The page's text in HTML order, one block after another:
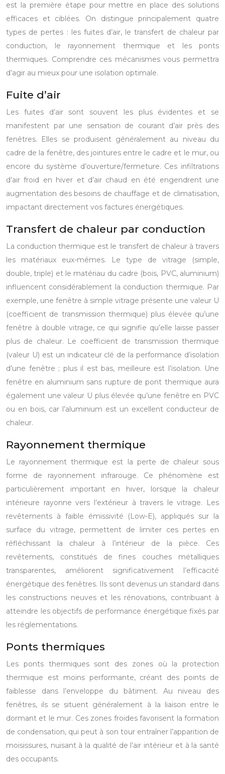
est la première étape pour mettre en place des solutions
efficaces et ciblées. On distingue principalement quatre
types de pertes : les fuites d’air, le transfert de chaleur par
conduction, le rayonnement thermique et les ponts
thermiques. Comprendre ces mécanismes vous permettra
d’agir au mieux pour une isolation optimale.
Fuite d’air
Les fuites d’air sont souvent les plus évidentes et se
manifestent par une sensation de courant d’air près des
fenêtres. Elles se produisent généralement au niveau du
cadre de la fenêtre, des jointures entre le cadre et le mur, ou
encore du système d’ouverture/fermeture. Ces infiltrations
d’air froid en hiver et d’air chaud en été engendrent une
augmentation des besoins de chauffage et de climatisation,
impactant directement vos factures énergétiques.
Transfert de chaleur par conduction
La conduction thermique est le transfert de chaleur à travers
les matériaux eux-mêmes. Le type de vitrage (simple,
double, triple) et le matériau du cadre (bois, PVC, aluminium)
influencent considérablement la conduction thermique. Par
exemple, une fenêtre à simple vitrage présente une valeur U
(coefficient de transmission thermique) plus élevée qu’une
fenêtre à double vitrage, ce qui signifie qu’elle laisse passer
plus de chaleur. Le coefficient de transmission thermique
(valeur U) est un indicateur clé de la performance d’isolation
d’une fenêtre ; plus il est bas, meilleure est l’isolation. Une
fenêtre en aluminium sans rupture de pont thermique aura
également une valeur U plus élevée qu’une fenêtre en PVC
ou en bois, car l’aluminium est un excellent conducteur de
chaleur.
Rayonnement thermique
Le rayonnement thermique est la perte de chaleur sous
forme de rayonnement infrarouge. Ce phénomène est
particulièrement important en hiver, lorsque la chaleur
intérieure rayonne vers l’extérieur à travers le vitrage. Les
revêtements à faible émissivité (Low-E), appliqués sur la
surface du vitrage, permettent de limiter ces pertes en
réfléchissant la chaleur à l’intérieur de la pièce. Ces
revêtements, constitués de fines couches métalliques
transparentes, améliorent significativement l’efficacité
énergétique des fenêtres. Ils sont devenus un standard dans
les constructions neuves et les rénovations, contribuant à
atteindre les objectifs de performance énergétique fixés par
les réglementations.
Ponts thermiques
Les ponts thermiques sont des zones où la protection
thermique est moins performante, créant des points de
faiblesse dans l’enveloppe du bâtiment. Au niveau des
fenêtres, ils se situent généralement à la liaison entre le
dormant et le mur. Ces zones froides favorisent la formation
de condensation, qui peut à son tour entraîner l’apparition de
moisissures, nuisant à la qualité de l’air intérieur et à la santé
des occupants.